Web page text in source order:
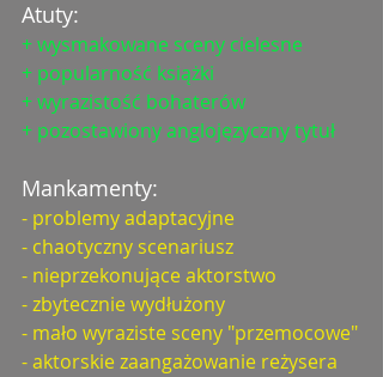
Atuty:
+ wysmakowane sceny cielesne
+ popularność książki
+ wyrazistość bohaterów
+ pozostawiony anglojęzyczny tytuł
Mankamenty:
- problemy adaptacyjne
- chaotyczny scenariusz
- nieprzekonujące aktorstwo
- zbytecznie wydłużony
- mało wyraziste sceny "przemocowe"
- aktorskie zaangażowanie reżysera